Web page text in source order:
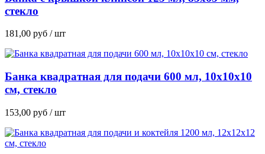
стекло
181,00 руб / шт
Банка квадратная для подачи 600 мл, 10х10х10
см, стекло
153,00 руб / шт